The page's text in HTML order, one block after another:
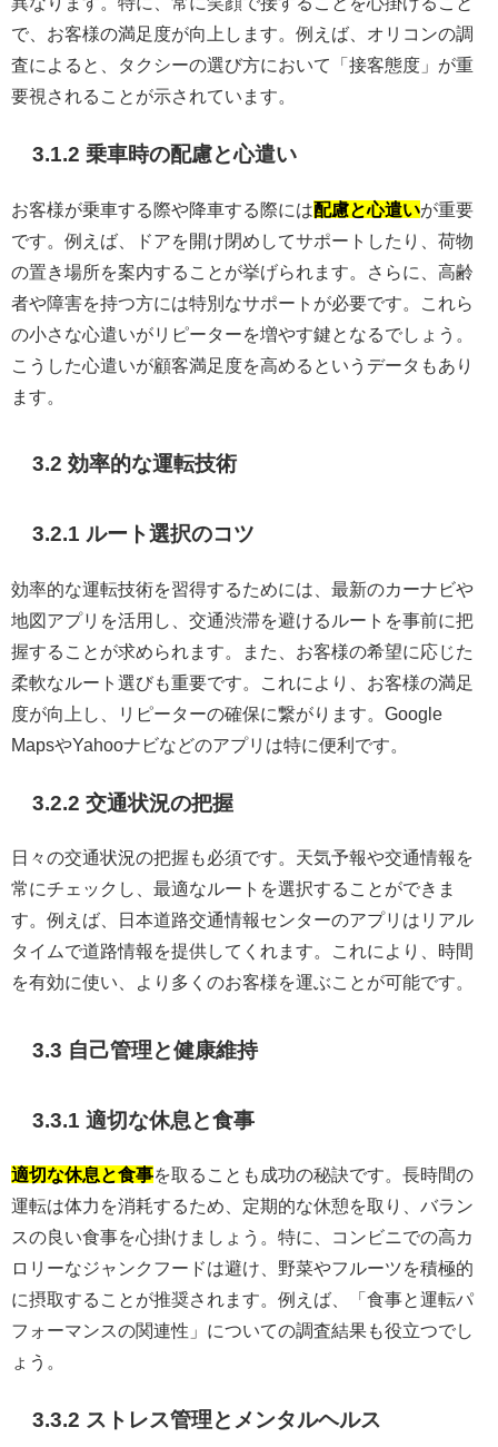
で、お客様の満足度が向上します。例えば、オリコンの調
査によると、タクシーの選び方において「接客態度」が重
要視されることが示されています。
3.1.2 乗車時の配慮と心遣い
お客様が乗車する際や降車する際には配慮と心遣いが重要
です。例えば、ドアを開け閉めしてサポートしたり、荷物
の置き場所を案内することが挙げられます。さらに、高齢
者や障害を持つ方には特別なサポートが必要です。これら
の小さな心遣いがリピーターを増やす鍵となるでしょう。
こうした心遣いが顧客満足度を高めるというデータもあり
ます。
3.2 効率的な運転技術
3.2.1 ルート選択のコツ
効率的な運転技術を習得するためには、最新のカーナビや
地図アプリを活用し、交通渋滞を避けるルートを事前に把
握することが求められます。また、お客様の希望に応じた
柔軟なルート選びも重要です。これにより、お客様の満足
度が向上し、リピーターの確保に繋がります。Google
MapsやYahooナビなどのアプリは特に便利です。
3.2.2 交通状況の把握
日々の交通状況の把握も必須です。天気予報や交通情報を
常にチェックし、最適なルートを選択することができま
す。例えば、日本道路交通情報センターのアプリはリアル
タイムで道路情報を提供してくれます。これにより、時間
を有効に使い、より多くのお客様を運ぶことが可能です。
3.3 自己管理と健康維持
3.3.1 適切な休息と食事
適切な休息と食事を取ることも成功の秘訣です。長時間の
運転は体力を消耗するため、定期的な休憩を取り、バラン
スの良い食事を心掛けましょう。特に、コンビニでの高カ
ロリーなジャンクフードは避け、野菜やフルーツを積極的
に摂取することが推奨されます。例えば、「食事と運転パ
フォーマンスの関連性」についての調査結果も役立つでし
ょう。
3.3.2 ストレス管理とメンタルヘルス